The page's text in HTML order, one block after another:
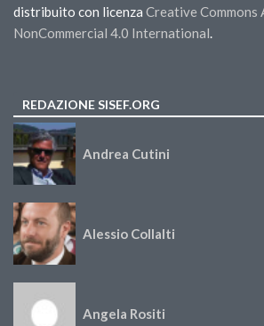
distribuito con licenza Creative
NonCommercial 4.0 International.
REDAZIONE SISEF.ORG
Andrea Cutini
Alessio Collalti
Angela Rositi